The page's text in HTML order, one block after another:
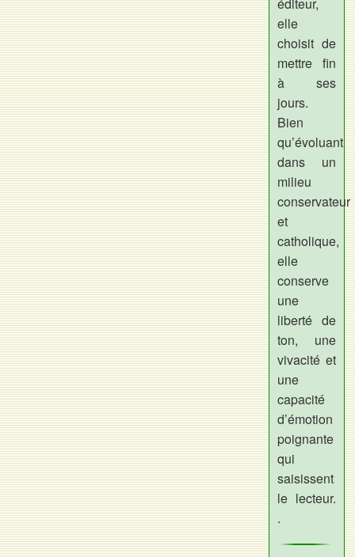
éditeur,
elle
choisit de
mettre fin
à ses
jours.
Bien
qu’évoluant
dans un
milieu
conservateur
et
catholique,
elle
conserve
une
liberté de
ton, une
vivacité et
une
capacité
d’émotion
poignante
qui
saisissent
le lecteur.
.